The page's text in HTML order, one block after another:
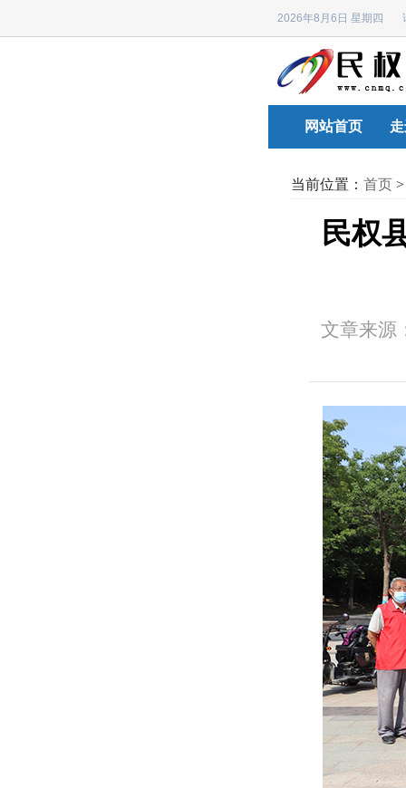
2026年8月6日 星期四
网站首页
当前位置： 首页
民权
文章来源